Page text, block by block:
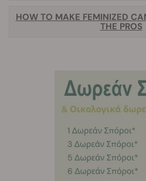
HOW TO MAKE FEMINIZED
THE PROS